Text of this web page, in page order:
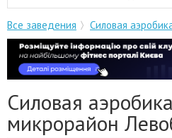
Все заведения Силовая
Силовая
микрорайон